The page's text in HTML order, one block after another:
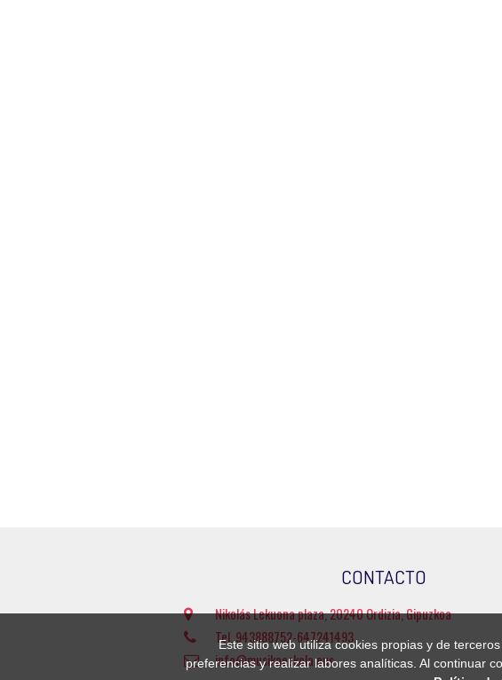
CONTACTO
Nikolás Lekuona plaza, 20240 Ordizia, Gipuzkoa
Tel. 943888752-647241493
info@musikaeskola.eus
Este sitio web utiliza cookies propias y de
preferencias y realizar labores analíticas. Al continuar